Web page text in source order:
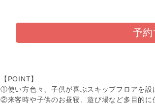
予約
【POINT】
①使い方色々、子供が喜ぶスキップフロアを設
②来客時や子供のお昼寝、遊び場など多目的に